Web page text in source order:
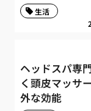
生活
ヘッドスパ専
く頭皮マッサ
外な効能